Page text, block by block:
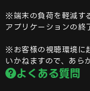
※端末の負荷を軽減す
アプリケーションの終
※お客様の視聴環境に
いかねますので、あら
よくある質問